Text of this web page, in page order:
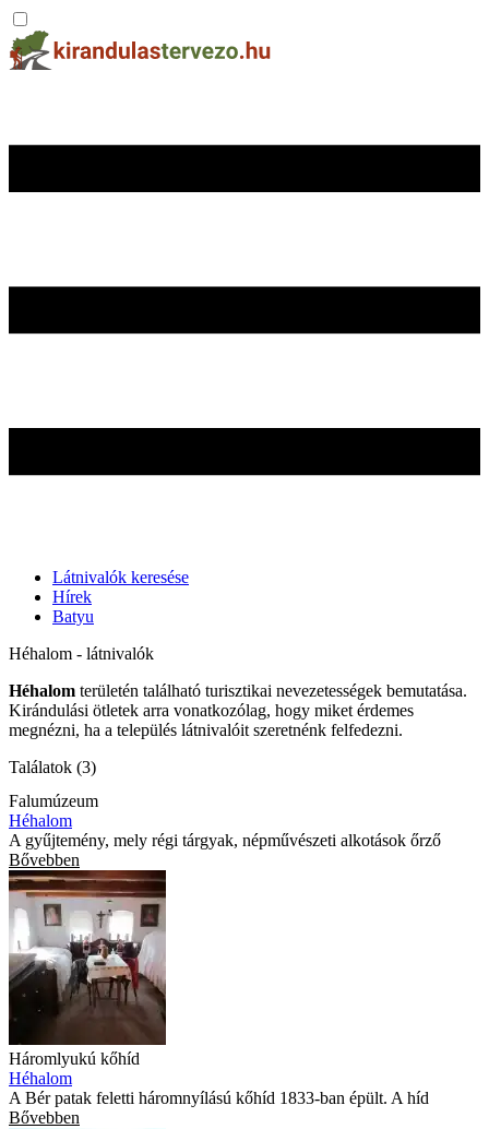
Látnivalók keresése
Hírek
Batyu
Héhalom - látnivalók
Héhalom területén található turisztikai nevezetességek bemutatása.
Kirándulási ötletek arra vonatkozólag, hogy miket érdemes
megnézni, ha a település látnivalóit szeretnénk felfedezni.
Találatok (3)
Falumúzeum
Héhalom
A gyűjtemény, mely régi tárgyak, népművészeti alkotások őrző
Bővebben
Háromlyukú kőhíd
Héhalom
A Bér patak feletti háromnyílású kőhíd 1833-ban épült. A híd
Bővebben